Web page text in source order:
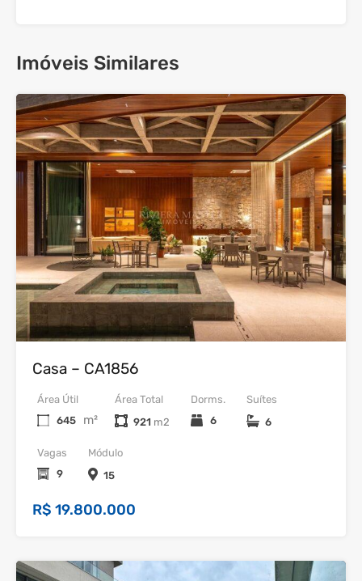
Imóveis Similares
33
Venda
Casa – CA1856
Dorms.
6
Área Útil
645
m²
Vagas
9
Área Total
921
Suítes
6
Módulo
15
R$ 19.800.000